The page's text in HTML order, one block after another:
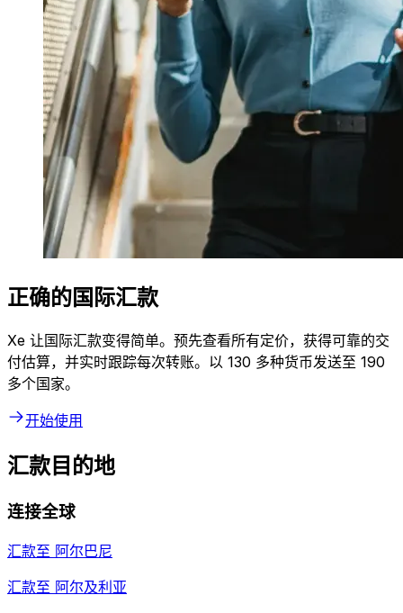
正确的国际汇款
Xe 让国际汇款变得简单。预先查看所有定价，获得可靠的交
付估算，并实时跟踪每次转账。以 130 多种货币发送至 190
多个国家。
开始使用
汇款目的地
连接全球
汇款至 阿尔巴尼
汇款至 阿尔及利亚